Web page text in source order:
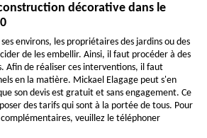
décorative dans le
environs, les propriétaires des jardins ou des
de les embellir. Ainsi, il faut procéder à des
Afin de réaliser ces interventions, il faut
en la matière. Mickael Elagage peut s'en
son devis est gratuit et sans engagement. Ce
des tarifs qui sont à la portée de tous. Pour
veuillez le téléphoner